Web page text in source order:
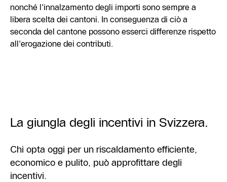
nonché l'innalzamento degli importi sono sempre a
libera scelta dei cantoni. In conseguenza di ciò a
seconda del cantone possono esserci differenze rispetto
all'erogazione dei contributi.
La giungla degli incentivi in Svizzera.
Chi opta oggi per un riscaldamento efficiente,
economico e pulito, può approfittare degli
incentivi.